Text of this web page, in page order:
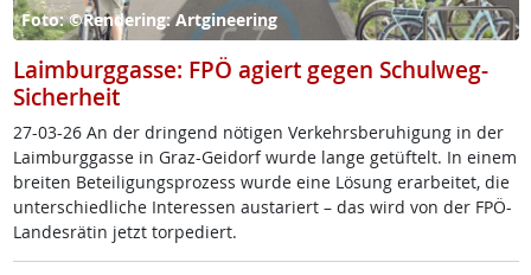
Foto: ©Rendering: Artgineering
Laimburggasse: FPÖ agiert gegen Schulweg-
Sicherheit
27-03-26 An der drin­gend nö­t­i­gen Ver­kehrs­be­ru­hi­gung in der
Laim­burg­gas­se in Graz-Gei­dorf wur­de lan­ge ge­tüf­telt. In ei­nem
brei­ten Be­tei­li­gung­s­pro­zess wur­de ei­ne Lö­sung er­ar­bei­tet, die
un­ter­schied­li­che In­ter­es­sen au­s­ta­riert – das wird von der FPÖ-
Lan­des­rä­tin jetzt tor­pe­diert.